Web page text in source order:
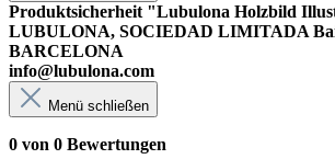
Produktsicherheit "Lubulona Holzbild
LUBULONA, SOCIEDAD LIMITADA
BARCELONA
info@lubulona.com
Menü schließen
0 von 0 Bewertungen